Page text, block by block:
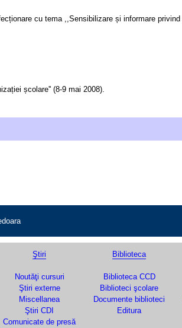
cu tema ,,Sensibilizare și informare
școlare'' (8-9 mai 2008).
Ştiri
Noutăţi cursuri
Ştiri externe
Miscellanea
Ştiri CDI
Comunicate de presă
Biblioteca
Biblioteca CCD
Biblioteci şcolare
Documente biblioteci
Editura